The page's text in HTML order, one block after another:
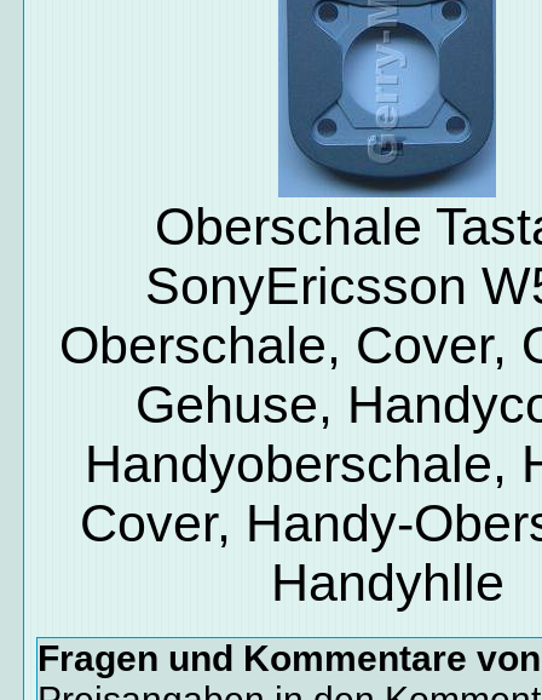
Oberschale
SonyEricsson
Oberschale, Cover,
Gehuse,
Handyoberschale,
Cover, Handy-
Handyhlle
Fragen und Kommentare